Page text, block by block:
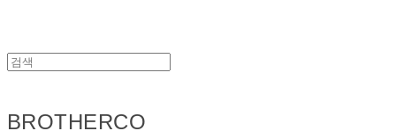
BROTHERCO